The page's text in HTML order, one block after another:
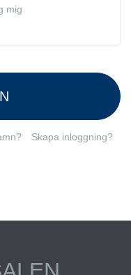
mig
Skapa inloggning?